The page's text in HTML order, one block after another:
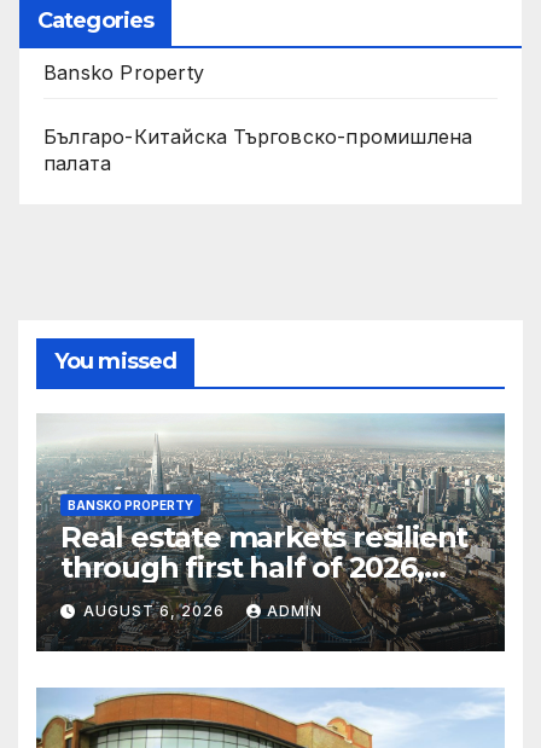
Categories
Bansko Property
Българо-Китайска Търговско-промишлена
палaта
You missed
BANSKO PROPERTY
Real estate markets resilient
through first half of 2026,
CBRE says
AUGUST 6, 2026 ADMIN